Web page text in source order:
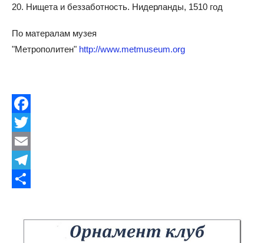
20. Нищета и беззаботность. Нидерланды, 1510 год
По матералам музея
"Метрополитен" http://www.metmuseum.org
Facebook
Twitter
Email
Telegram